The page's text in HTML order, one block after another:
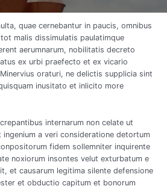
quae cernebantur in paucis, omnibus
malis dissimulatis paulatimque
aerumnarum, nobilitatis decreto
ex urbi praefecto et ex vicario
oraturi, ne delictis supplicia sint
inusitato et inlicito more
internarum non celate ut
a veri consideratione detortum
fidem sollemniter inquirente
noxiorum insontes velut exturbatum e
et causarum legitima silente defensione
et obductio capitum et bonorum